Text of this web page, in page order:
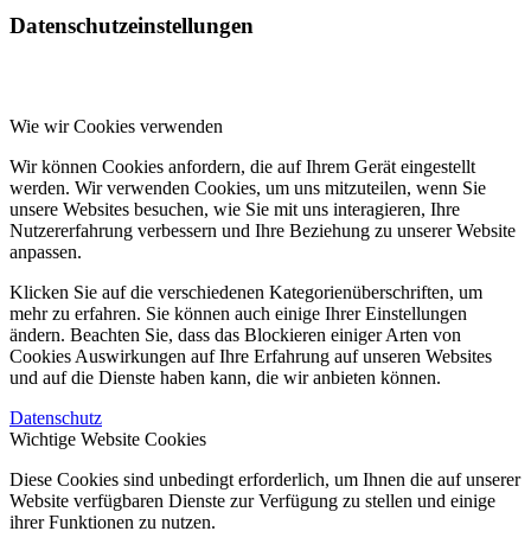
Datenschutzeinstellungen
Wie wir Cookies verwenden
Wir können Cookies anfordern, die auf Ihrem Gerät eingestellt
werden. Wir verwenden Cookies, um uns mitzuteilen, wenn Sie
unsere Websites besuchen, wie Sie mit uns interagieren, Ihre
Nutzererfahrung verbessern und Ihre Beziehung zu unserer Website
anpassen.
Klicken Sie auf die verschiedenen Kategorienüberschriften, um
mehr zu erfahren. Sie können auch einige Ihrer Einstellungen
ändern. Beachten Sie, dass das Blockieren einiger Arten von
Cookies Auswirkungen auf Ihre Erfahrung auf unseren Websites
und auf die Dienste haben kann, die wir anbieten können.
Datenschutz
Wichtige Website Cookies
Diese Cookies sind unbedingt erforderlich, um Ihnen die auf unserer
Website verfügbaren Dienste zur Verfügung zu stellen und einige
ihrer Funktionen zu nutzen.